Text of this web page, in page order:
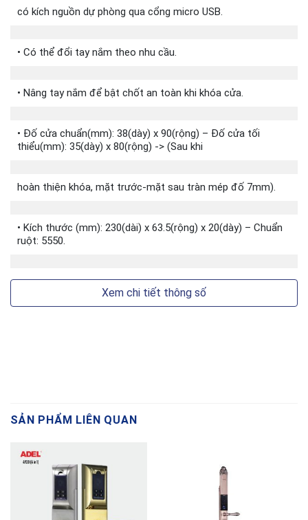
Chuẩn ruột: 5560
Sau khi hoàn thiện khóa, mặt trước, mặt sau
tràn mép đố 7mm.
có kích nguồn dự phòng qua cổng micro USB.
• Có thể đổi tay nắm theo nhu cầu.
• Nâng tay nắm để bật chốt an toàn khi khóa cửa.
• Đố cửa chuẩn(mm): 38(dày) x 90(rộng) – Đố cửa tối
thiểu(mm): 35(dày) x 80(rộng) -> (Sau khi
hoàn thiện khóa, mặt trước-mặt sau tràn mép đố 7mm).
• Kích thước (mm): 230(dài) x 63.5(rộng) x 20(dày) – Chuẩn
ruột: 5550.
Xem chi tiết thông số
SẢN PHẨM LIÊN QUAN